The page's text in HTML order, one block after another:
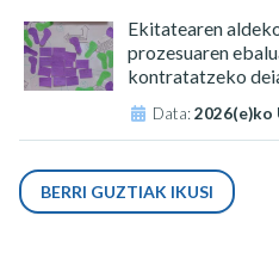
Ekitatearen
prozesuaren
kontratatzeko
Data:2026(e)ko
BERRI GUZTIAK IKUSI